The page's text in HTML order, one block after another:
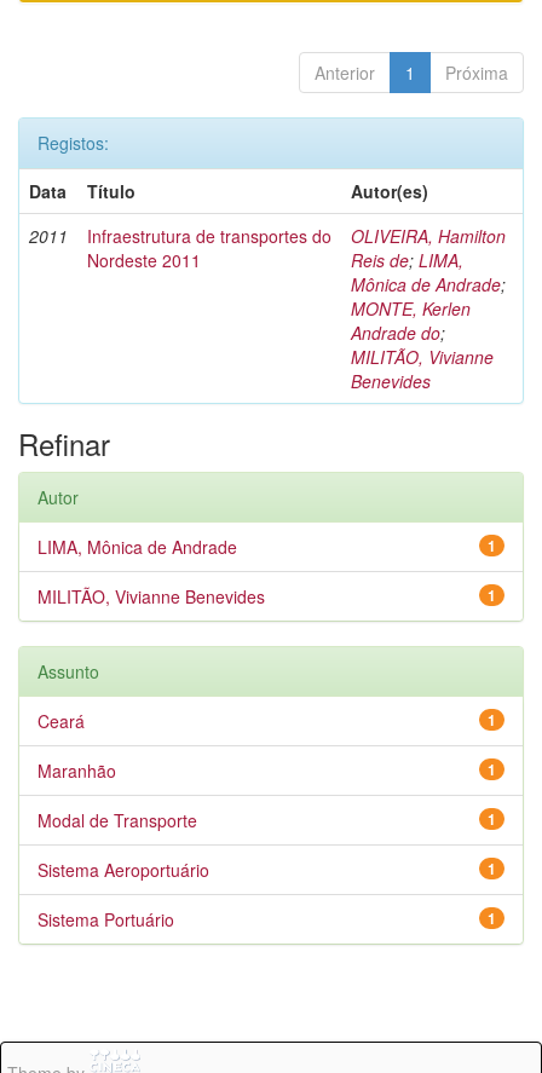
Anterior 1 Próxima
Registos:
Data
Título
Autor(es)
2011
Infraestrutura de transportes do
Nordeste 2011
OLIVEIRA, Hamilton
Reis de; LIMA,
Mônica de Andrade;
MONTE, Kerlen
Andrade do;
MILITÃO, Vivianne
Benevides
Refinar
Autor
1
LIMA, Mônica de Andrade
1
MILITÃO, Vivianne Benevides
Assunto
1
Ceará
1
Maranhão
1
Modal de Transporte
1
Sistema Aeroportuário
1
Sistema Portuário